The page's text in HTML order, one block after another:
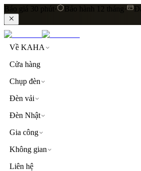
Báo giá 30 phút · Bảo hành 12 tháng ·
Về KAHA
Cửa hàng
Chụp đèn
Đèn vải
Đèn Nhật
Gia công
Không gian
Liên hệLIÊN KẾT NHANH